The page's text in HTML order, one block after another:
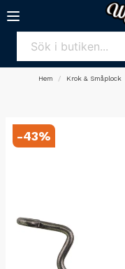
Hem Krok & Småplock
-43%